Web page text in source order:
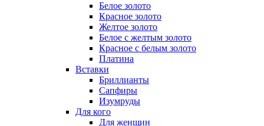
Белое золото
Красное золото
Желтое золото
Белое с желтым золото
Красное с белым золото
Платина
Вставки
Бриллианты
Сапфиры
Изумруды
Для кого
Для женщин